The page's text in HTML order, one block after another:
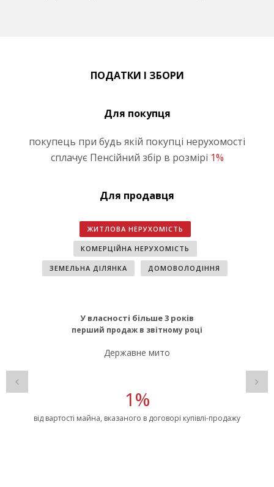
ПОДАТКИ І ЗБОРИ
Для покупця
покупець при будь якій покупці нерухомості
сплачує Пенсійний збір в розмірі 1%
Для продавця
ЖИТЛОВА НЕРУХОМІСТЬ
КОМЕРЦІЙНА НЕРУХОМІСТЬ
ЗЕМЕЛЬНА ДІЛЯНКА ДОМОВОЛОДІННЯ
У власності більше 3 років
перший продаж в звітному році
Державне мито
1%
від вартості майна, вказаного в договорі купівлі-продажу